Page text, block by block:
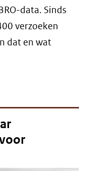
data. Sinds
verzoeken
dat en wat